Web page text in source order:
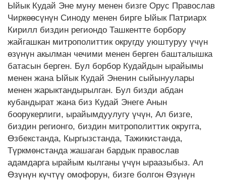
Ыйык Кудай Эне муну менен бизге Орус Православ
Чиркөөсүнүн Синоду менен бирге Ыйык Патриарх
Кирилл биздин региондо Ташкентте борбору
жайгашкан митрополиттик округду уюштуруу үчүн
өзүнүн акылман чечими менен берген башталышка
батасын берген. Бул борбор Кудайдын ырайымы
менен жана Ыйык Кудай Эненин сыйынуулары
менен жарыктандырылган. Бул бизди абдан
кубандырат жана биз Кудай Энеге Анын
боорукерлиги, ырайымдуулугу үчүн, Ал бизге,
биздин регионго, биздин митрополиттик округга,
Өзбекстанда, Кыргызстанда, Тажикистанда,
Түркмөнстанда жашаган бардык православ
адамдарга ырайым кылганы үчүн ыраазыбыз. Ал
Өзүнүн күчтүү омофорун, бизге болгон Өзүнүн